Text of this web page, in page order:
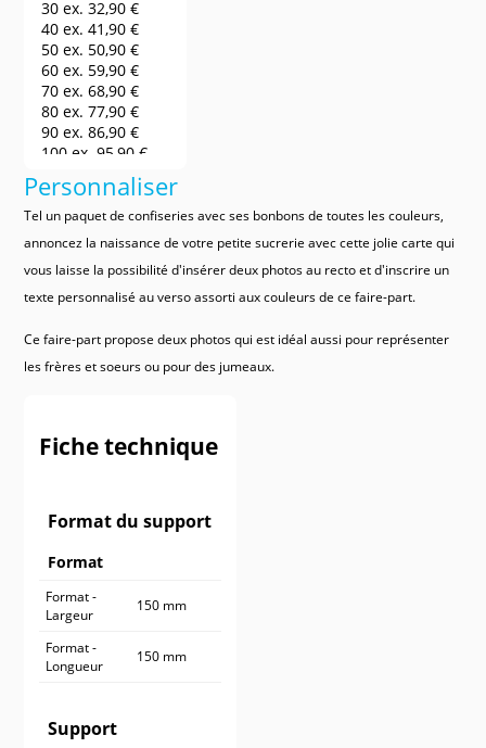
30 ex.32,90 €
40 ex.41,90 €
50 ex. 50,90 €
60 ex. 59,90 €
70 ex.68,90 €
80 ex.77,90 €
90 ex.86,90 €
100 ex.95,90 €
140,90 €
200 ex.185,90 €
250 ex.230,90 €
300 ex.
275,90 €
500 ex.365,90 €
600 ex.410,90 €
800 ex.500,90 €
900 ex.
590,90 €
Personnaliser
Tel un paquet de confiseries avec ses bonbons de toutes les couleurs,
annoncez la naissance de votre petite sucrerie avec cette jolie carte qui
vous laisse la possibilité d'insérer deux photos au recto et d'inscrire un
texte personnalisé au verso assorti aux couleurs de ce faire-part.
Ce faire-part propose deux photos qui est idéal aussi pour représenter
les frères et soeurs ou pour des jumeaux.
Fiche technique
Format du support
Format
Format -
Largeur
150 mm
Format -
Longueur
150 mm
Support